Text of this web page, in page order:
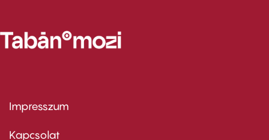
Footer
first
Impresszum
Kapcsolat